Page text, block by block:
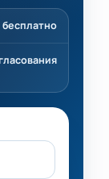
бесплатно